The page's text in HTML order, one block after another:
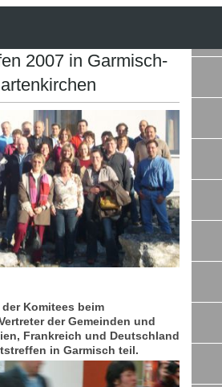
2007 in Garmisch-
Komitees beim
der Gemeinden und
Frankreich und Deutschland
in Garmisch teil.